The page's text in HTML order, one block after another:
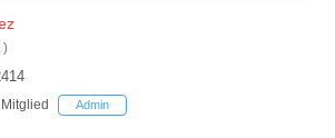
Admin